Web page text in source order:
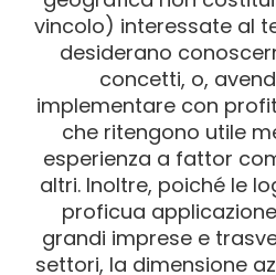
vincolo) interessate al
desiderano
concetti, o,
implementare con
che ritengono utile
esperienza a fattor
altri. Inoltre, poiché le
proficua
grandi imprese e
settori, la dimensione